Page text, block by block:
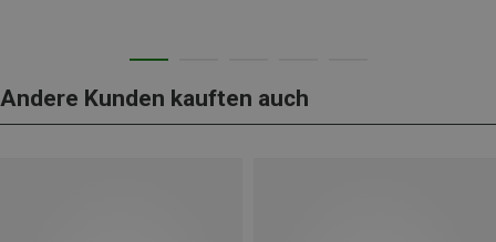
Andere Kunden kauften auch